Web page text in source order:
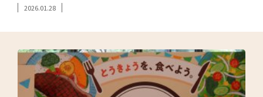
2026.01.28